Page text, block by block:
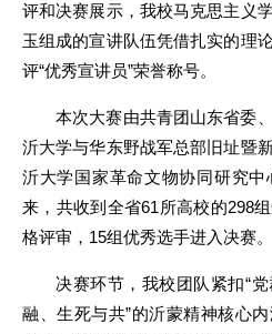
评和决赛展示，我校马克思主义
玉组成的宣讲队伍凭借扎实的理
评“优秀宣讲员”荣誉称号。
本次大赛由共青团山东省委
沂大学与华东野战军总部旧址
沂大学国家革命文物协同研究
来，共收到全省61所高校的298
格评审，15组优秀选手进入决赛。
决赛环节，我校团队紧扣“
融、生死与共”的沂蒙精神核心